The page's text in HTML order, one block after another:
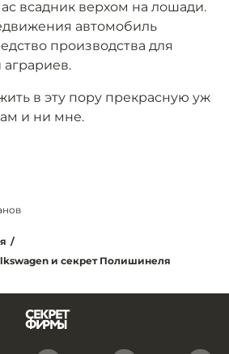
всадник верхом на лошади.
автомобиль
производства для
аграриев.
в эту пору прекрасную уж
и ни мне.
/
и секрет Полишинеля